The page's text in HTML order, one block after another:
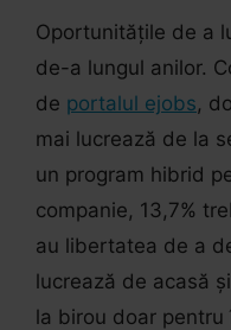
Oportunitățile de a
de-a lungul anilor.
de portalul ejobs,
mai lucrează de la
un program hibrid
companie, 13,7%
au libertatea de a
lucrează de acasă
la birou doar